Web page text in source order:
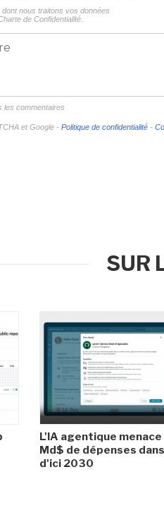
nous traitons vos données
de Confidentialité.
les commentaires
et Google - Politique de confidentialité -
SUR
L'IA agentique
Md$ de dépenses
d'ici 2030